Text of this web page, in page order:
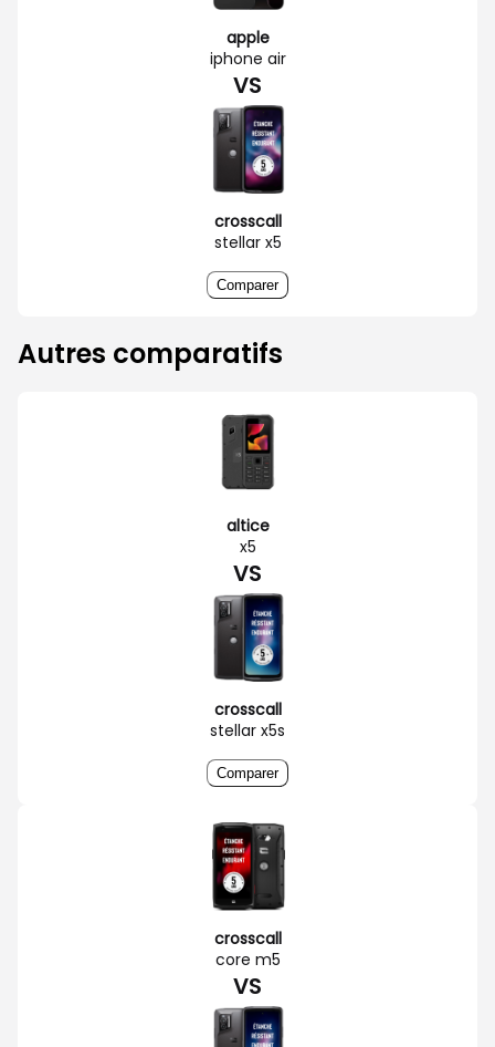
apple
iphone air
VS
crosscall
stellar x5
Comparer
Autres comparatifs
altice
x5
VS
crosscall
stellar x5s
Comparer
crosscall
core m5
VS